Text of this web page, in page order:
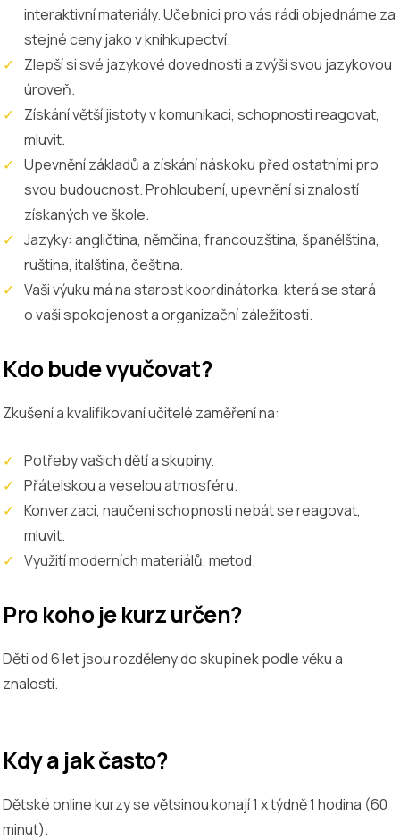
interaktivní materiály. Učebnici pro vás rádi objednáme za
stejné ceny jako v knihkupectví.
Zlepší si své jazykové dovednosti a zvýší svou jazykovou
úroveň.
Získání větší jistoty v komunikaci, schopnosti reagovat,
mluvit.
Upevnění základů a získání náskoku před ostatními pro
svou budoucnost. Prohloubení, upevnění si znalostí
získaných ve škole.
Jazyky: angličtina, němčina, francouzština, španělština,
ruština, italština, čeština.
Vaši výuku má na starost koordinátorka, která se stará
o vaši spokojenost a organizační záležitosti.
Kdo bude vyučovat?
Zkušení a kvalifikovaní učitelé zaměření na:
Potřeby vašich dětí a skupiny.
Přátelskou a veselou atmosféru.
Konverzaci, naučení schopnosti nebát se reagovat,
mluvit.
Využití moderních materiálů, metod.
Pro koho je kurz určen?
Děti od 6 let jsou rozděleny do skupinek podle věku a
znalostí.
Kdy a jak často?
Dětské online kurzy se větsinou konají 1 x týdně 1 hodina (60
minut).